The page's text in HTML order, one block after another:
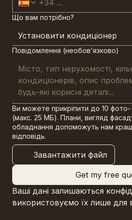
Що вам потрібно?
Повідомлення (необов’язково)
Ви можете прикріпити до 10 фото-
(макс. 25 МБ). Плани, вигляд
обладнання допоможуть нам
відповідь.
Завантажити файл
Get my free
Ваші дані залишаються
використовуємо їх лише для